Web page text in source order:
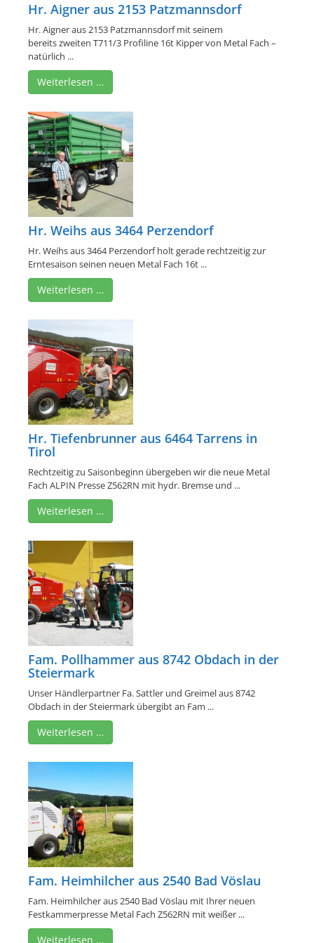
Hr. Aigner aus 2153 Patzmannsdorf
Hr. Aigner aus 2153 Patzmannsdorf mit seinem
bereits zweiten T711/3 Profiline 16t Kipper von Metal Fach –
natürlich ...
Weiterlesen …
Hr. Weihs aus 3464 Perzendorf
Hr. Weihs aus 3464 Perzendorf holt gerade rechtzeitig zur
Erntesaison seinen neuen Metal Fach 16t ...
Weiterlesen …
Hr. Tiefenbrunner aus 6464 Tarrens in
Tirol
Rechtzeitig zu Saisonbeginn übergeben wir die neue Metal
Fach ALPIN Presse Z562RN mit hydr. Bremse und ...
Weiterlesen …
Fam. Pollhammer aus 8742 Obdach in der
Steiermark
Unser Händlerpartner Fa. Sattler und Greimel aus 8742
Obdach in der Steiermark übergibt an Fam ...
Weiterlesen …
Fam. Heimhilcher aus 2540 Bad Vöslau
Fam. Heimhilcher aus 2540 Bad Vöslau mit Ihrer neuen
Festkammerpresse Metal Fach Z562RN mit weißer ...
Weiterlesen …